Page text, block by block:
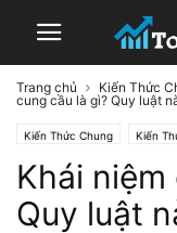
Trang chủ Kiến Thức
cung cầu là gì? Quy luật
Kiến Thức Chung Kiến
Khái
Quy luật